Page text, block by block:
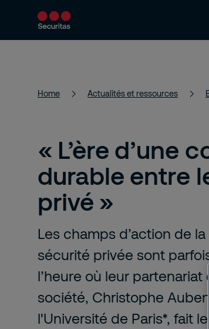
Services Solutions
Home Actualités et ressources
« L’ère d’une
durable entre
privé »
Les champs d’action de
sécurité privée sont
l’heure où leur
société, Christophe
l'Université de Paris*, fait